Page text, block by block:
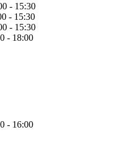
- 15:30
- 15:30
- 15:30
- 18:00
- 16:00